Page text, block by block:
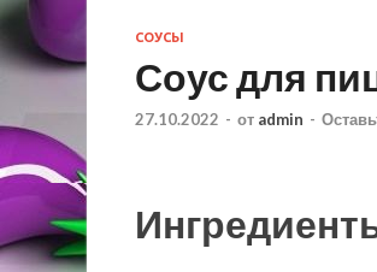
СОУСЫ
Соус для
27.10.2022 - от admin -